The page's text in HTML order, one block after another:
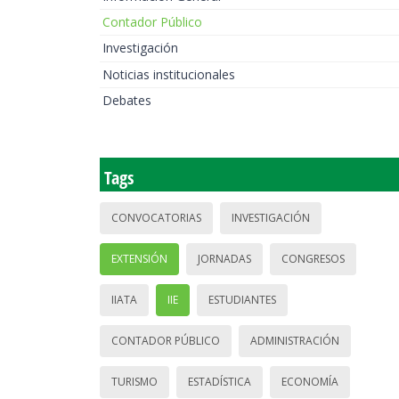
Contador Público
Investigación
Noticias institucionales
Debates
Tags
CONVOCATORIAS INVESTIGACIÓN
EXTENSIÓN JORNADAS CONGRESOS
IIATA IIE ESTUDIANTES
CONTADOR PÚBLICO ADMINISTRACIÓN
TURISMO ESTADÍSTICA ECONOMÍA